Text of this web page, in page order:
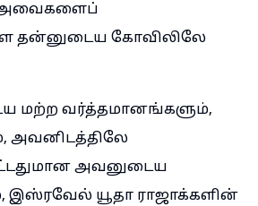
தன்னுடைய கோவிலிலே
மற்ற வர்த்தமானங்களும்,
அவனிடத்திலே
அவனுடைய
இஸ்ரவேல் யூதா ராஜாக்களின்